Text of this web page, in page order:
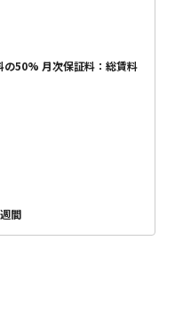
の50% 月次保証料：総賃料
間